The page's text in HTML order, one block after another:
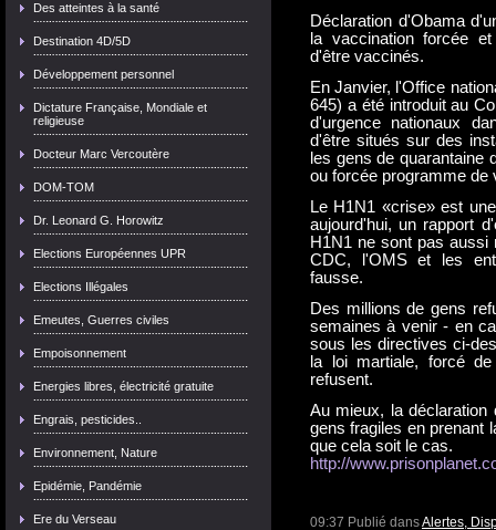
Des atteintes à la santé
Destination 4D/5D
Développement personnel
Dictature Française, Mondiale et
religieuse
Docteur Marc Vercoutère
DOM-TOM
Dr. Leonard G. Horowitz
Elections Européennes UPR
Elections Illégales
Emeutes, Guerres civiles
Empoisonnement
Energies libres, électricité gratuite
Engrais, pesticides..
Environnement, Nature
Epidémie, Pandémie
Ere du Verseau
Déclaration d'Obama
la vaccination forcée
d'être vaccinés.
En Janvier, l'Office
645) a été introduit au
d'urgence nationaux
d'être situés sur des
les gens de quarantaine
ou forcée programme
Le H1N1 «crise» est
aujourd'hui, un rapport
H1N1 ne sont pas aussi
CDC, l'OMS et les
fausse.
Des millions de gens
semaines à venir - en
sous les directives ci-
la loi martiale, forcé
refusent.
Au mieux, la déclaration
gens fragiles en prenant
que cela soit le cas.
http://
09:37 Publié dansAlertes,